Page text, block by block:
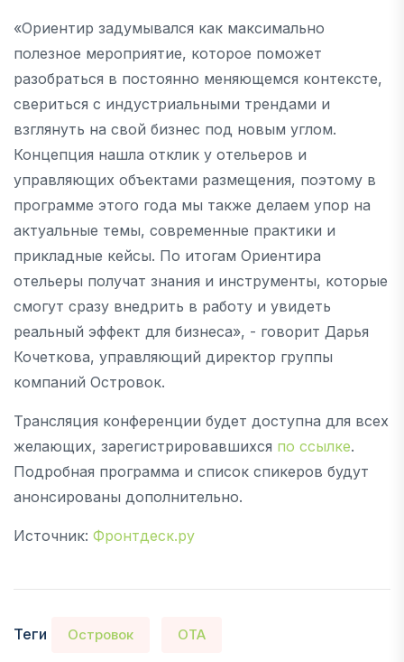
«Ориентир задумывался как максимально
полезное мероприятие, которое поможет
разобраться в постоянно меняющемся контексте,
свериться с индустриальными трендами и
взглянуть на свой бизнес под новым углом.
Концепция нашла отклик у отельеров и
управляющих объектами размещения, поэтому в
программе этого года мы также делаем упор на
актуальные темы, современные практики и
прикладные кейсы. По итогам Ориентира
отельеры получат знания и инструменты, которые
смогут сразу внедрить в работу и увидеть
реальный эффект для бизнеса», - говорит Дарья
Кочеткова, управляющий директор группы
компаний Островок.
Трансляция конференции будет доступна для всех
желающих, зарегистрировавшихся по ссылке.
Подробная программа и список спикеров будут
анонсированы дополнительно.
Источник: Фронтдеск.ру
Теги Островок OTA